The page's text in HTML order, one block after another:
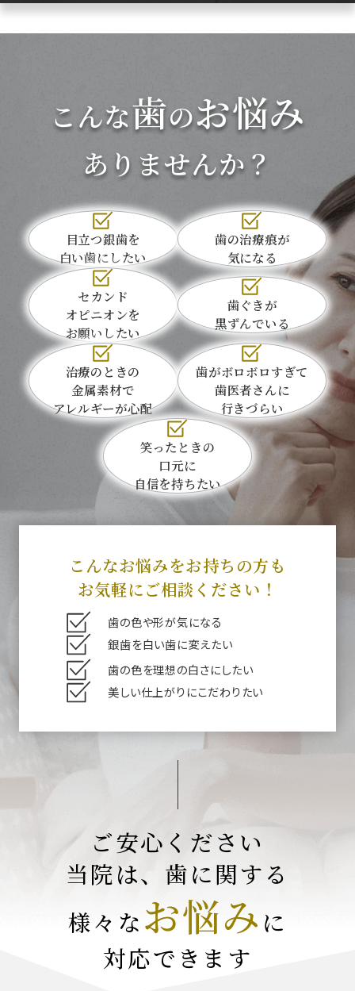
こんな歯のお悩み
ありませんか？
目立つ銀歯を
白い歯にしたい
歯の治療痕が
気になる
セカンド
オピニオンを
お願いしたい
歯ぐきが
黒ずんでいる
治療のときの
金属素材で
アレルギーが心配
歯がボロボロすぎて
歯医者さんに
行きづらい
笑ったときの
口元に
自信を持ちたい
こんなお悩みをお持ちの方も
お気軽にご相談ください！
歯の色や形が気になる
銀歯を白い歯に変えたい
歯の色を理想の白さにしたい
美しい仕上がりにこだわりたい
ご安心ください
当院は、歯に関する
様々なお悩み に
対応できます